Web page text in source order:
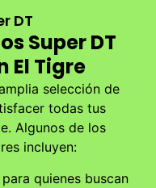
DT
Super DT
El Tigre
selección de
todas tus
Algunos de los
incluyen:
quienes buscan